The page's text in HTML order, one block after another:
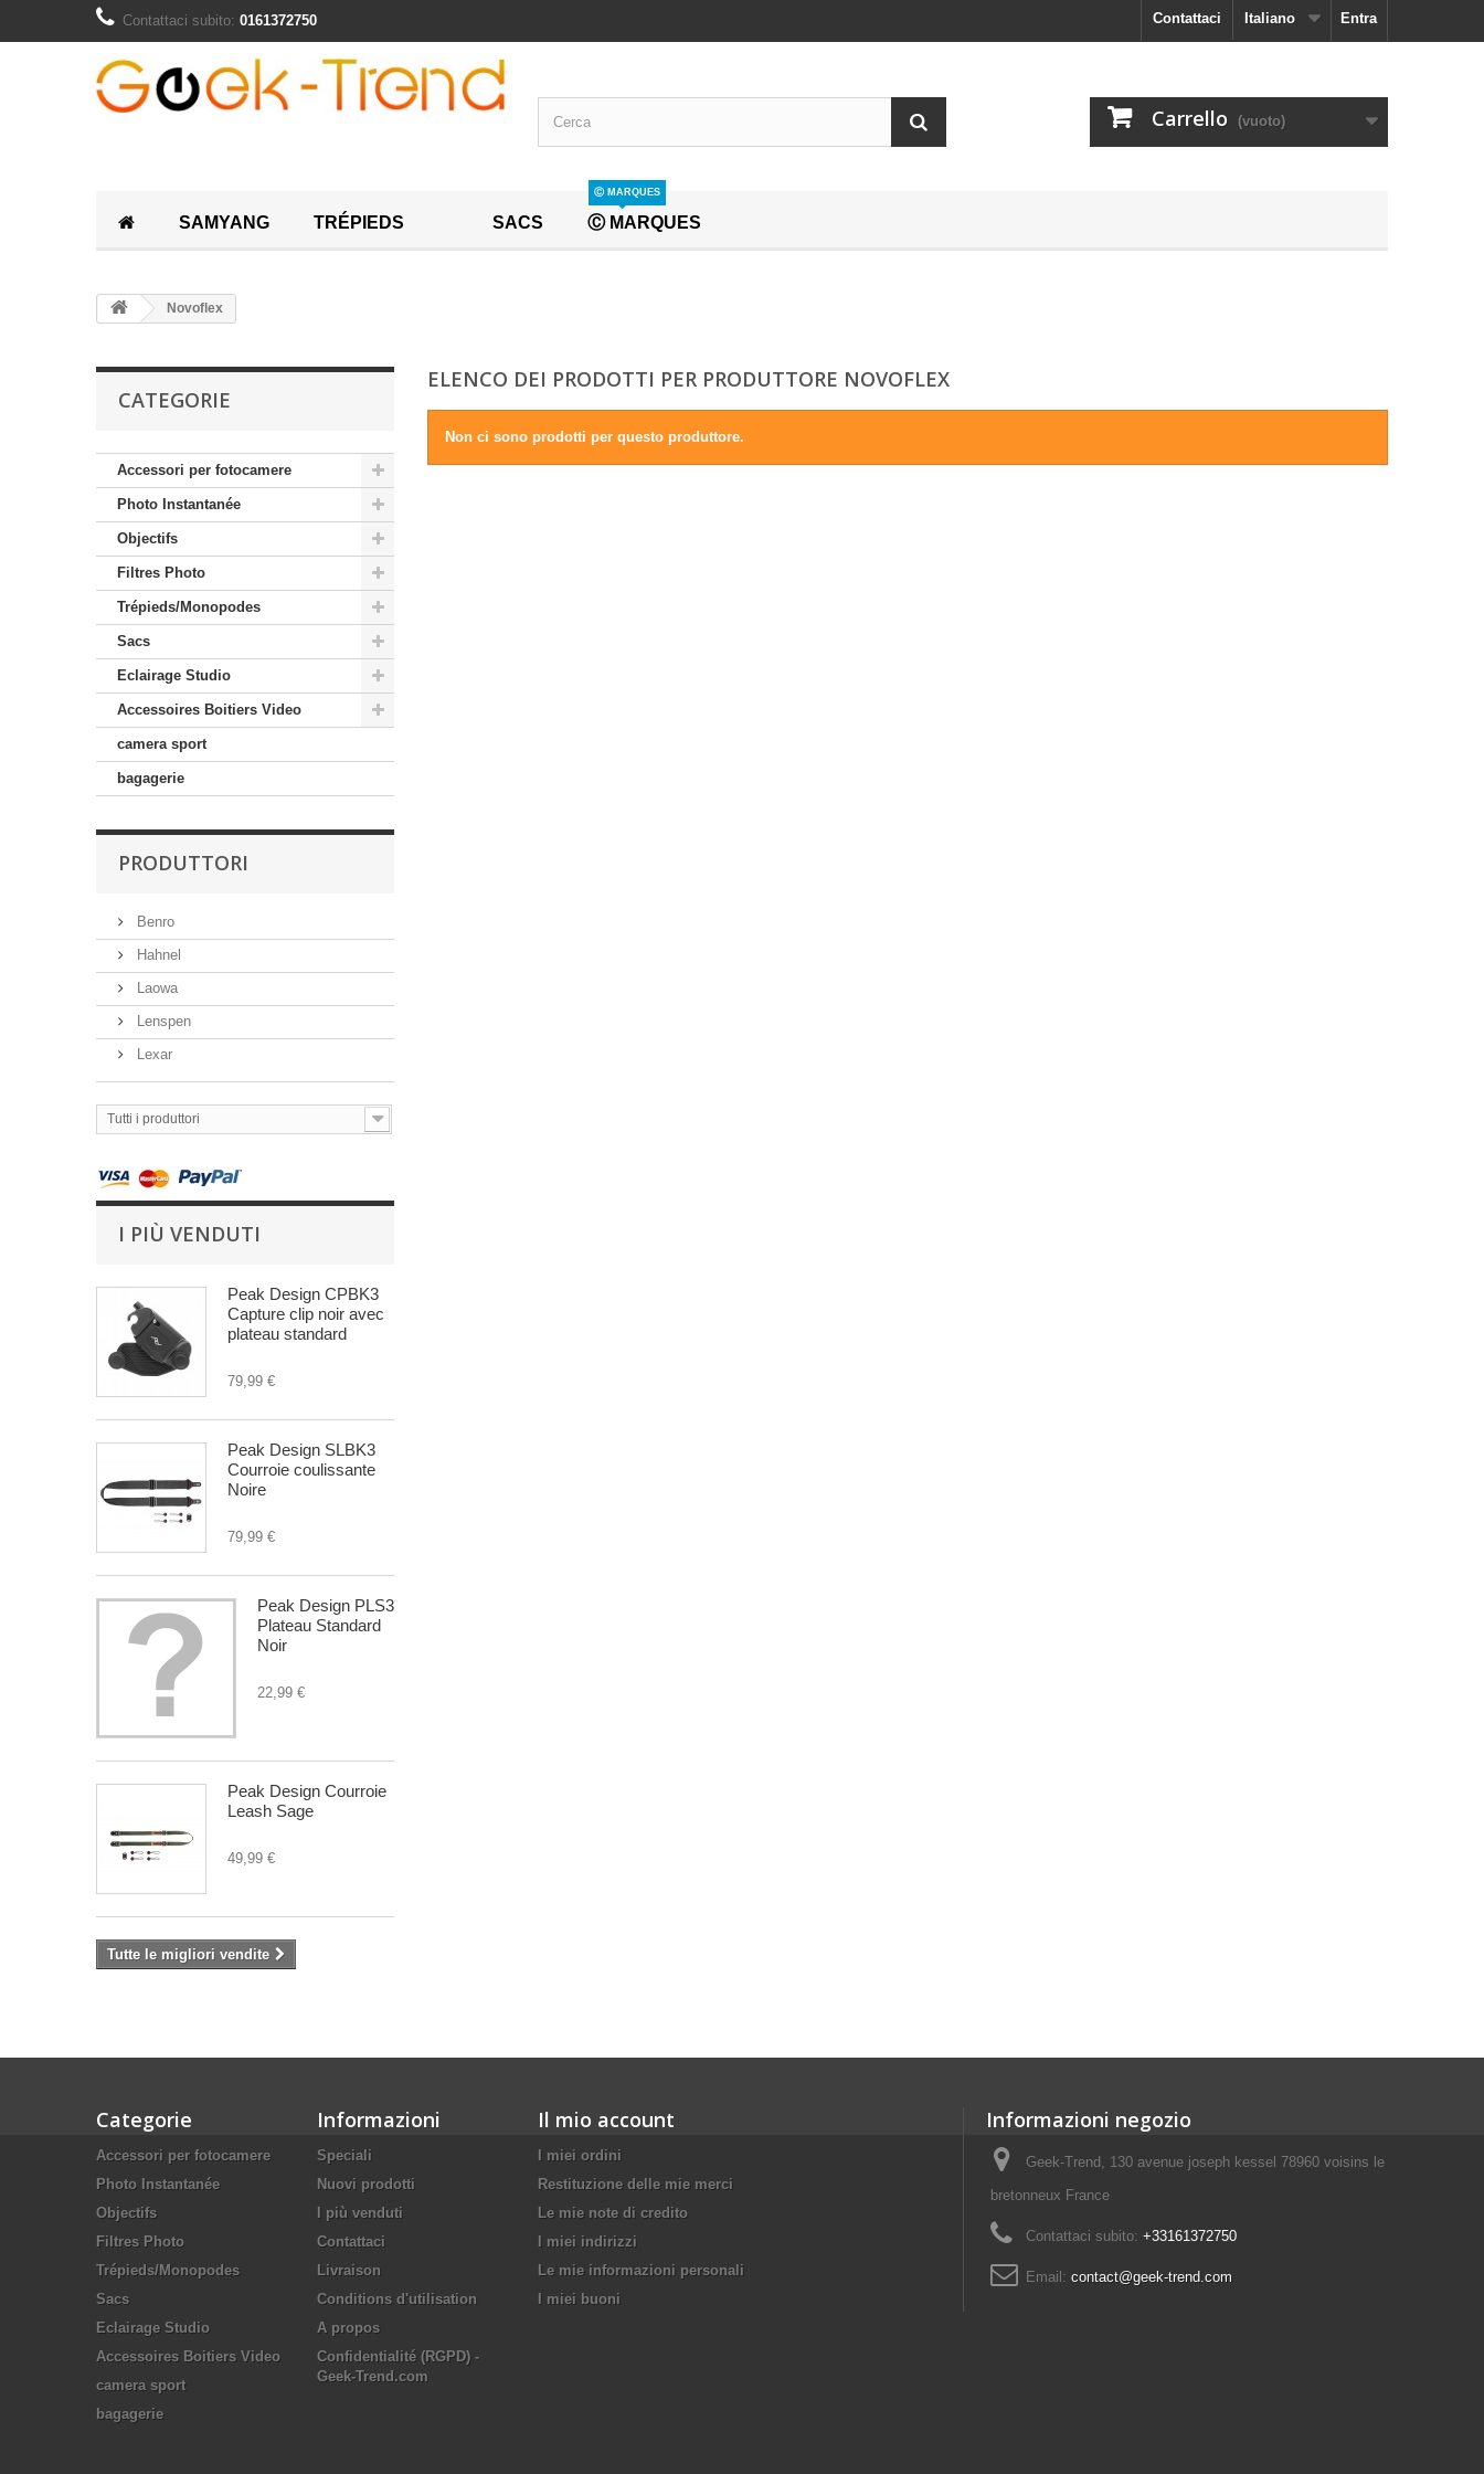
Entra
Italiano
Contattaci
Contattaci subito: 0161372750
Carrello (vuoto)
SAMYANG TRÉPIEDS SACS Ⓒ MARQUES
Ⓒ MARQUES
Novoflex
CATEGORIE
Accessori per fotocamere
Photo Instantanée
Objectifs
Filtres Photo
Trépieds/Monopodes
Sacs
Eclairage Studio
Accessoires Boitiers Video
camera sport
bagagerie
PRODUTTORI
Benro
Hahnel
Laowa
Lenspen
Lexar
Tutti i produttori
I PIÙ VENDUTI
Peak Design CPBK3
Capture clip noir avec
plateau standard
79,99 €
Peak Design SLBK3
Courroie coulissante
Noire
79,99 €
Peak Design PLS3
Plateau Standard
Noir
22,99 €
Peak Design Courroie
Leash Sage
49,99 €
Tutte le migliori vendite
ELENCO DEI PRODOTTI PER PRODUTTORE NOVOFLEX
Non ci sono prodotti per questo produttore.
Categorie
Accessori per fotocamere
Photo Instantanée
Objectifs
Filtres Photo
Trépieds/Monopodes
Sacs
Eclairage Studio
Accessoires Boitiers Video
camera sport
bagagerie
Informazioni
Speciali
Nuovi prodotti
I più venduti
Contattaci
Livraison
Conditions d'utilisation
A propos
Confidentialité (RGPD) -
Geek-Trend.com
Il mio account
I miei ordini
Restituzione delle mie merci
Le mie note di credito
I miei indirizzi
Le mie informazioni personali
I miei buoni
Informazioni negozio
Geek-Trend, 130 avenue joseph kessel 78960 voisins le
bretonneux France
Contattaci subito: +33161372750
Email: contact@geek-trend.com